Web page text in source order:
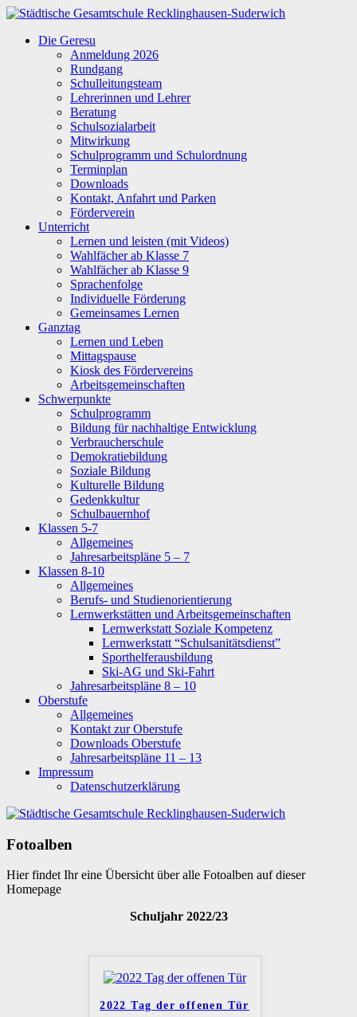
Zum
springen
Städtische
Gesamtschule
Recklinghausen-
Suderwich
Die Geresu
Anmeldung 2026
Rundgang
Schulleitungsteam
Lehrerinnen und Lehrer
Beratung
Schulsozialarbeit
Mitwirkung
Schulprogramm und Schulordnung
Terminplan
Downloads
Kontakt, Anfahrt und Parken
Förderverein
Unterricht
Lernen und leisten (mit Videos)
Wahlfächer ab Klasse 7
Wahlfächer ab Klasse 9
Sprachenfolge
Individuelle Förderung
Gemeinsames Lernen
Ganztag
Lernen und Leben
Mittagspause
Kiosk des Fördervereins
Arbeitsgemeinschaften
Schwerpunkte
Schulprogramm
Bildung für nachhaltige Entwicklung
Verbraucherschule
Demokratiebildung
Soziale Bildung
Kulturelle Bildung
Gedenkkultur
Schulbauernhof
Klassen 5-7
Allgemeines
Jahresarbeitspläne 5 – 7
Klassen 8-10
Allgemeines
Berufs- und Studienorientierung
Lernwerkstätten und Arbeitsgemeinschaften
Lernwerkstatt Soziale Kompetenz
Lernwerkstatt “Schulsanitätsdienst”
Sporthelferausbildung
Ski-AG und Ski-Fahrt
Jahresarbeitspläne 8 – 10
Oberstufe
Allgemeines
Kontakt zur Oberstufe
Downloads Oberstufe
Jahresarbeitspläne 11 – 13
Impressum
Datenschutzerklärung
Fotoalben
Hier findet Ihr eine Übersicht über alle Fotoalben auf dieser
Homepage
Schuljahr 2022/23
2022 Tag der offenen Tür